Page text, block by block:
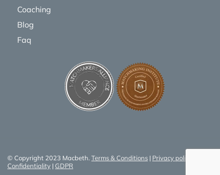
Coaching
Blog
Faq
© Copyright 2023 Macbeth. Terms & Conditions | Privacy policy
Confidentiality | GDPR